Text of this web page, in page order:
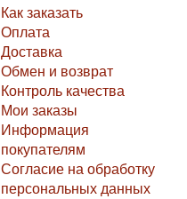
Как заказать
Оплата
Доставка
Обмен и возврат
Контроль качества
Мои заказы
Информация
покупателям
Согласие на обработку
персональных данных